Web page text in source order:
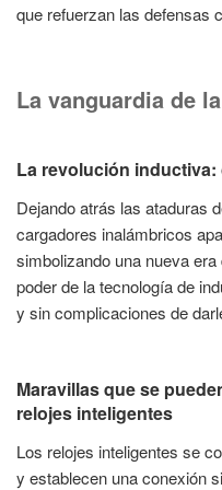
que refuerzan las defensas
La vanguardia de
La revolución
Dejando atrás las ataduras
cargadores inalámbricos
simbolizando una nueva
poder de la tecnología de
y sin complicaciones de
Maravillas que se
relojes inteligentes
Los relojes inteligentes se
y establecen una conexión